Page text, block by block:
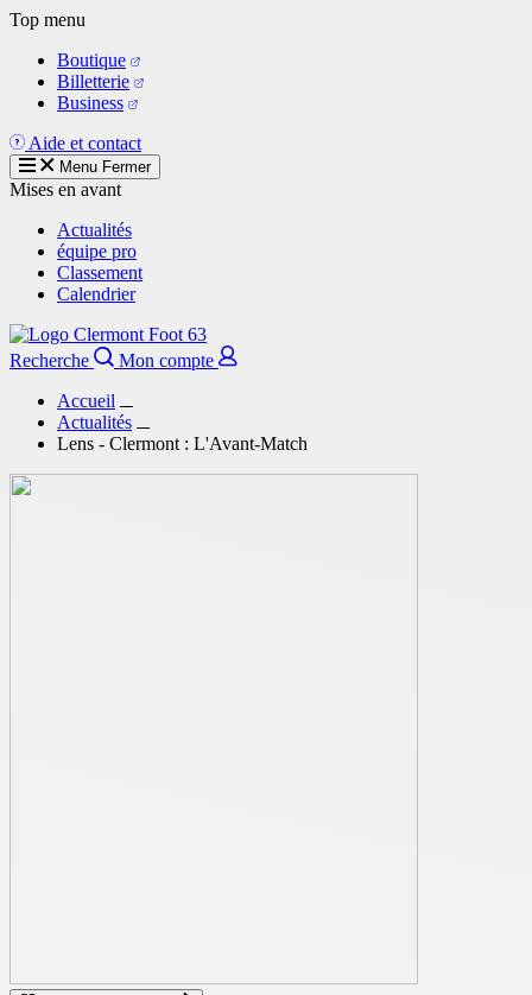
Aller
contenu
principal
Top menu
Boutique
Billetterie
Business
Aide et contact
Menu Fermer
Mises en avant
Actualités
équipe pro
Classement
Calendrier
Recherche
Mon compte
Accueil
Actualités
Lens - Clermont : L'Avant-Match